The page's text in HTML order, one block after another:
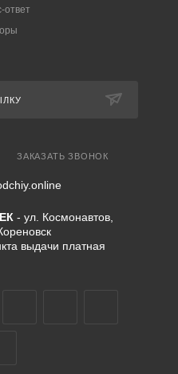
ответ
ЗАКАЗАТЬ ЗВОНОК
- ул. Космонавтов,
выдачи платная